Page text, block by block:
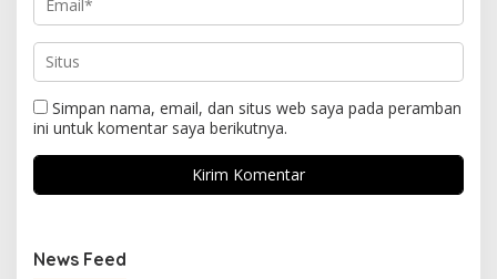
Simpan nama, email, dan situs web saya pada peramban
ini untuk komentar saya berikutnya.
News Feed